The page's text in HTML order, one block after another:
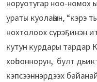
норуотугар ноо-номох
ураты куолаһын, “кэрэ
нохтолоох сүрэҕинэн
кутун курдары тардар
хоһооннорун, булт
кэпсээннэрдээх